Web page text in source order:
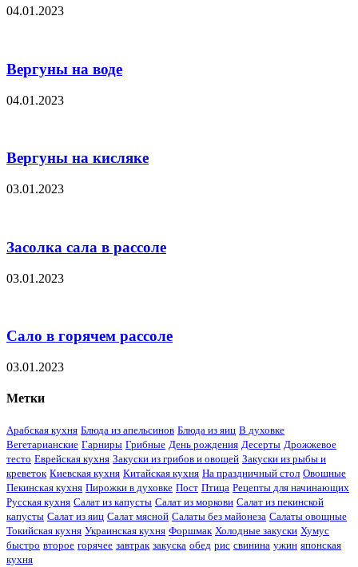
04.01.2023
Вергуны на воде
04.01.2023
Вергуны на кисляке
03.01.2023
Засолка сала в рассоле
03.01.2023
Сало в горячем рассоле
03.01.2023
Метки
Арабская кухня Блюда из апельсинов Блюда из яиц В духовке
Вегетарианские Гарниры Грибные День рождения Десерты Дрожжевое
тесто Еврейская кухня Закуски из грибов и овощей Закуски из рыбы и
креветок Киевская кухня Китайская кухня На праздничный стол Овощные
Пекинская кухня Пирожки в духовке Пост Птица Рецепты для начинающих
Русская кухня Салат из капусты Салат из моркови Салат из пекинской
капусты Салат из яиц Салат мясной Салаты без майонеза Салаты овощные
Токийская кухня Украинская кухня Форшмак Холодные закуски Хумус
быстро второе горячее завтрак закуска обед рис свинина ужин японская
кухня